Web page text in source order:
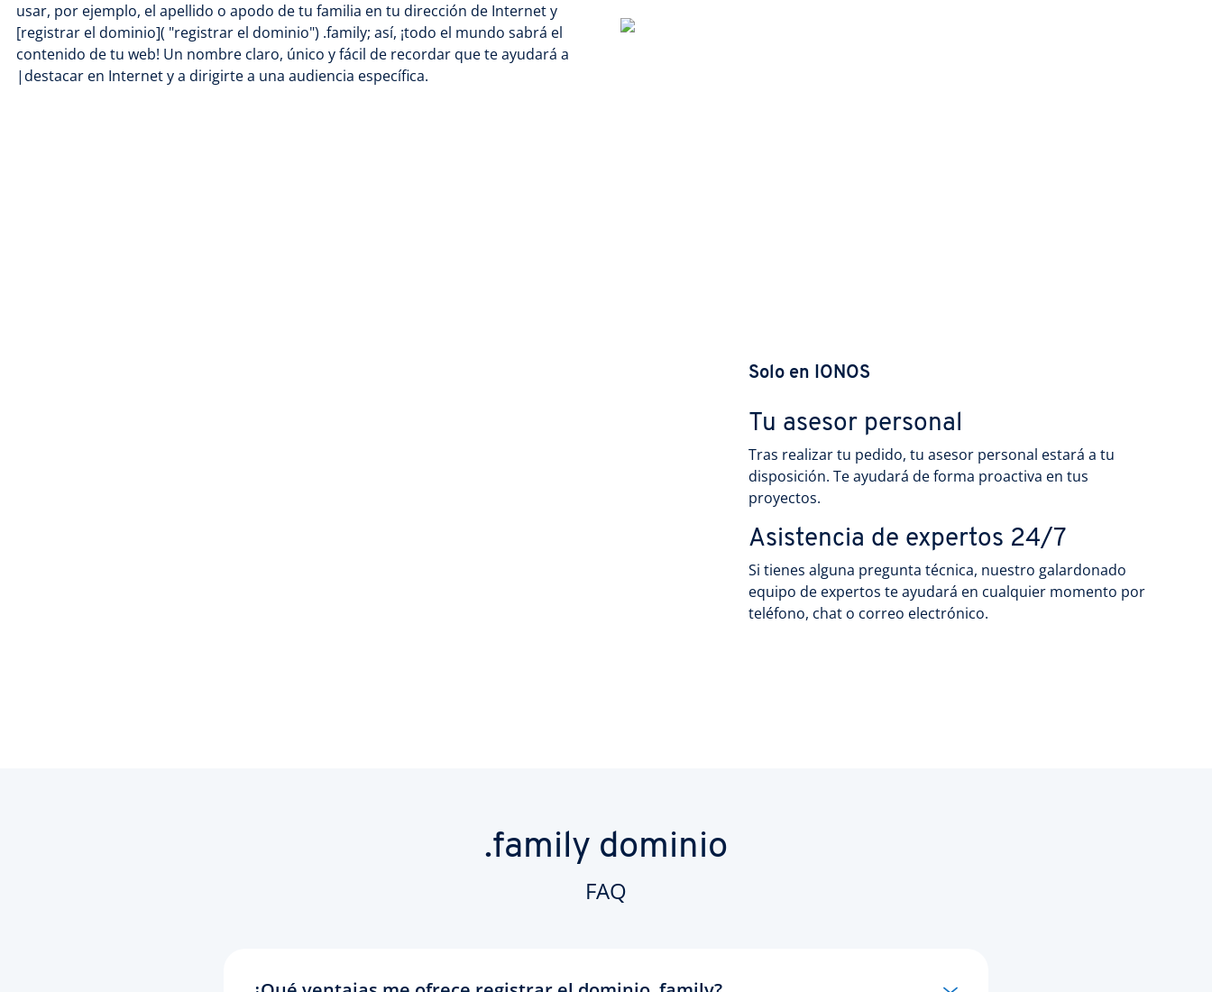
usar, por ejemplo, el apellido o apodo de tu familia en tu dirección de Internet y
[registrar el dominio]( "registrar el dominio") .family; así, ¡todo el mundo sabrá el
contenido de tu web! Un nombre claro, único y fácil de recordar que te ayudará a
|destacar en Internet y a dirigirte a una audiencia específica.
Solo en IONOS
Tu asesor personal
Tras realizar tu pedido, tu asesor personal estará a tu
disposición. Te ayudará de forma proactiva en tus
proyectos.
Asistencia de expertos 24/7
Si tienes alguna pregunta técnica, nuestro galardonado
equipo de expertos te ayudará en cualquier momento por
teléfono, chat o correo electrónico.
.family dominio
FAQ